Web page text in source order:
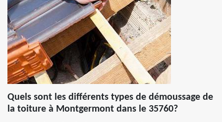
Quels sont les différents types de démoussage de
la toiture à Montgermont dans le 35760?